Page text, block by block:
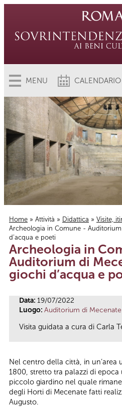
MENU CALENDARIO
Tu sei qui
Home » Attività » Didattica » Visite,
Archeologia in Comune -
d’acqua e poeti
Archeologia in
Auditorium di
giochi d’acqua e
Data: 19/07/2022
Luogo: Auditorium di Mecenate
Visita guidata a cura di Carla
Nel centro della città, in un’area
1800, stretto tra palazzi di epoca
piccolo giardino nel quale
degli Horti di Mecenate fatti
Augusto.